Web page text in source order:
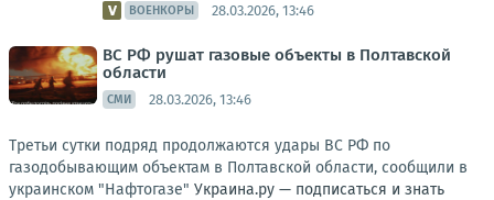
ВОЕНКОРЫ 28.03.2026, 13:46
ВС РФ рушат газовые объекты в Полтавской
области
СМИ 28.03.2026, 13:46
Третьи сутки подряд продолжаются удары ВС РФ по
газодобывающим объектам в Полтавской области, сообщили в
украинском "Нафтогазе" Украина.ру — подписаться и знать